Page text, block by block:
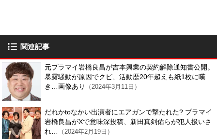
関連記事
元プラマイ岩橋良昌が吉本興業の契約解除通知書公開。
暴露騒動が原因でクビ、活動歴20年超えも紙1枚に嘆
き…画像あり
（2024年3月11日）
だれかtoなかい出演者にエアガンで撃たれた? プラマイ
岩橋良昌がXで意味深投稿、新田真剣佑らが犯人扱いさ
れ…
（2024年2月19日）